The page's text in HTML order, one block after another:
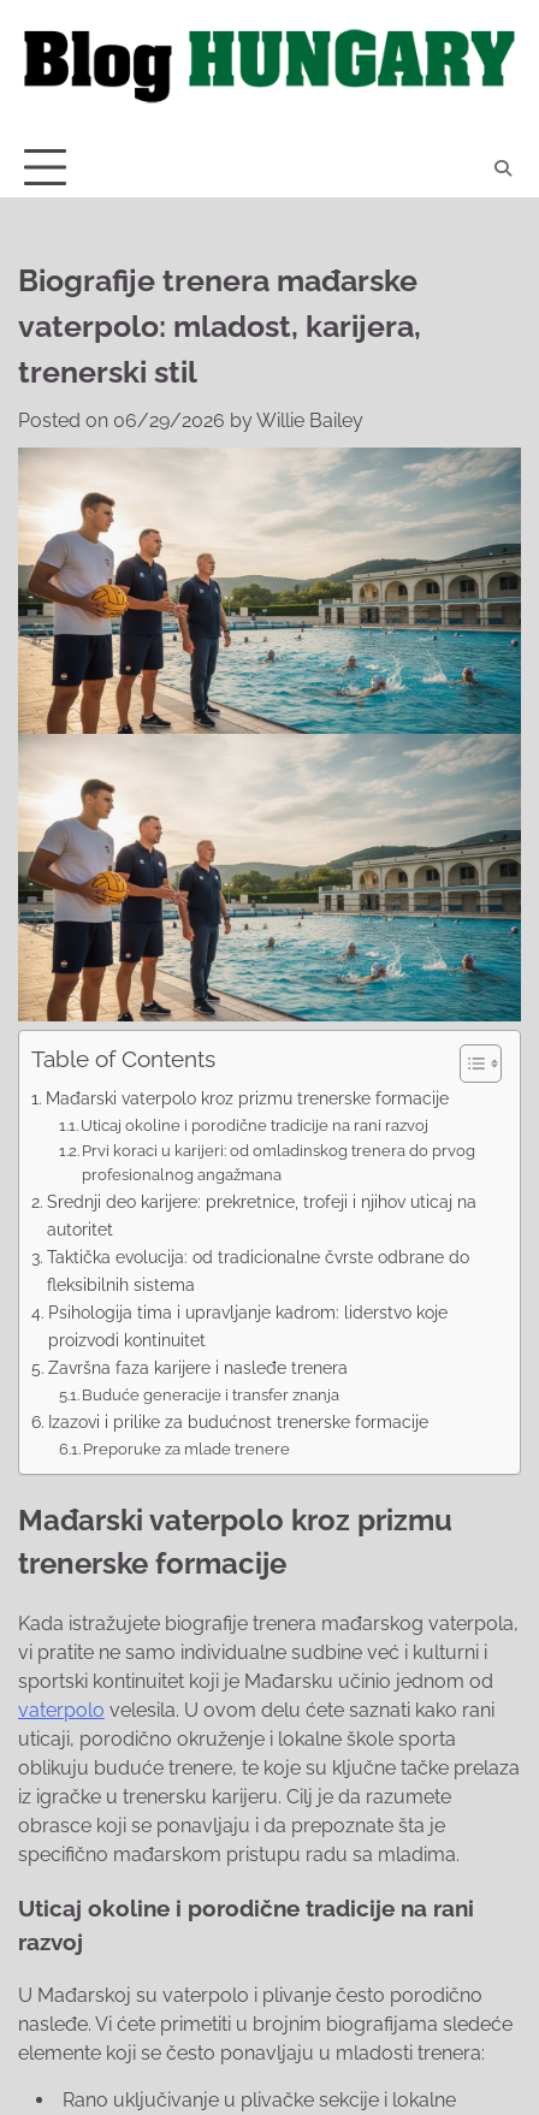
content
Biografije trenera mađarske
vaterpolo: mladost, karijera,
trenerski stil
Posted on 06/29/2026 byWillie Bailey
Table of Contents
Mađarski vaterpolo kroz prizmu trenerske formacije
Uticaj okoline i porodične tradicije na rani razvoj
Prvi koraci u karijeri: od omladinskog trenera do prvog
profesionalnog angažmana
Srednji deo karijere: prekretnice, trofeji i njihov uticaj na
autoritet
Taktička evolucija: od tradicionalne čvrste odbrane do
fleksibilnih sistema
Psihologija tima i upravljanje kadrom: liderstvo koje
proizvodi kontinuitet
Završna faza karijere i nasleđe trenera
Buduće generacije i transfer znanja
Izazovi i prilike za budućnost trenerske formacije
Preporuke za mlade trenere
Mađarski vaterpolo kroz prizmu
trenerske formacije
Kada istražujete biografije trenera mađarskog vaterpola,
vi pratite ne samo individualne sudbine već i kulturni i
sportski kontinuitet koji je Mađarsku učinio jednom od
vaterpolo velesila. U ovom delu ćete saznati kako rani
uticaji, porodično okruženje i lokalne škole sporta
oblikuju buduće trenere, te koje su ključne tačke prelaza
iz igračke u trenersku karijeru. Cilj je da razumete
obrasce koji se ponavljaju i da prepoznate šta je
specifično mađarskom pristupu radu sa mladima.
Uticaj okoline i porodične tradicije na rani
razvoj
U Mađarskoj su vaterpolo i plivanje često porodično
nasleđe. Vi ćete primetiti u brojnim biografijama sledeće
elemente koji se često ponavljaju u mladosti trenera:
Rano uključivanje u plivačke sekcije i lokalne